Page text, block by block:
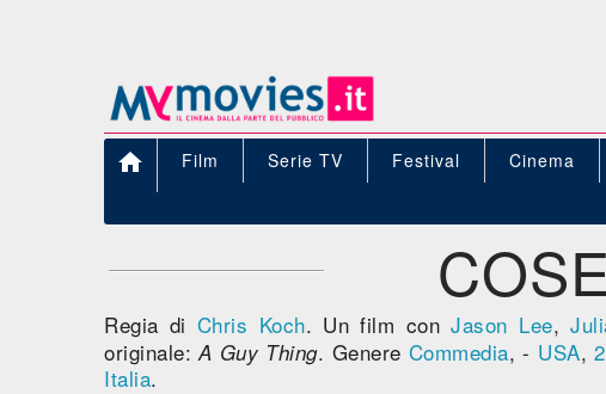
 Film Serie TV Festival Cinema
Regia di Chris Koch. Un film conJason Lee,
originale:A Guy Thing. Genere Commedia, - USA,
Italia.